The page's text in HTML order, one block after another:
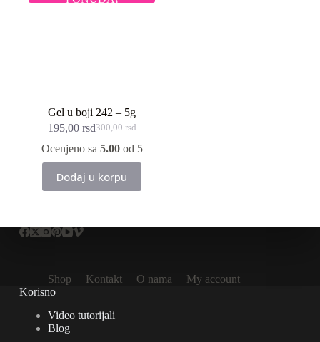
Gel u boji 242 – 5g
300,00rsd
Originalna
cena
bila:
300,00 rsd.
195,00 rsdTrenutna
cena
195,00 rsd.
Ocenjeno sa 5.00od 5
Dodaj u korpu
Shop Kontakt O nama
My account
Korisno
Video tutorijali
Blog